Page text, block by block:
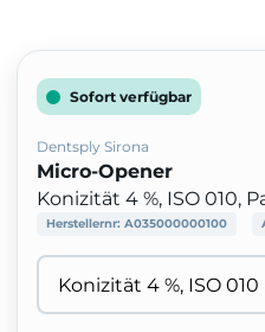
Sofort verfügbar
Dentsply Sirona
Micro-Opener
Konizität 4 %, ISO 010,
Herstellernr: A035000000100